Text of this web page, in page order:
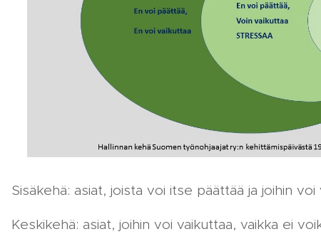
Sisäkehä: asiat, joista voi itse päättää ja joihin voi
Keskikehä: asiat, joihin voi vaikuttaa, vaikka ei